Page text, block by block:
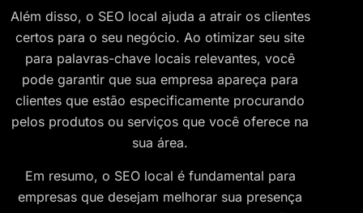
Além disso, o SEO local ajuda a atrair os clientes
certos para o seu negócio. Ao otimizar seu site
para palavras-chave locais relevantes, você
pode garantir que sua empresa apareça para
clientes que estão especificamente procurando
pelos produtos ou serviços que você oferece na
sua área.
Em resumo, o SEO local é fundamental para
empresas que desejam melhorar sua presença